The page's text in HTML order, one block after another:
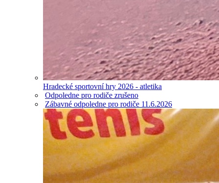
Hradecké sportovní hry 2026 - atletika
Odpoledne pro rodiče zrušeno
Zábavné odpoledne pro rodiče 11.6.2026